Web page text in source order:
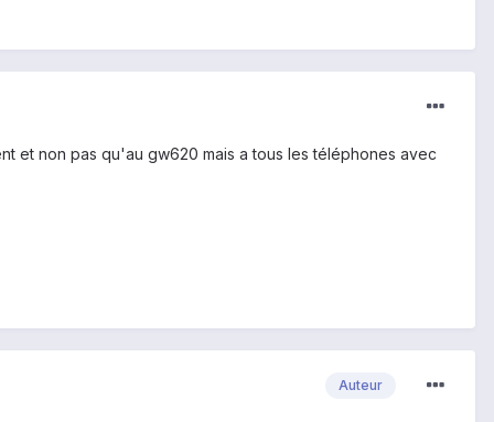
et non pas qu'au gw620 mais a tous les téléphones avec
Auteur